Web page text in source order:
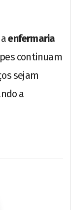
aenfermaria
continuam
sejam
a